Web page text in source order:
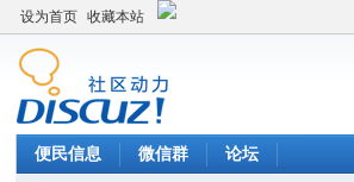
设为首页 收藏本站
便民信息 微信群 论坛